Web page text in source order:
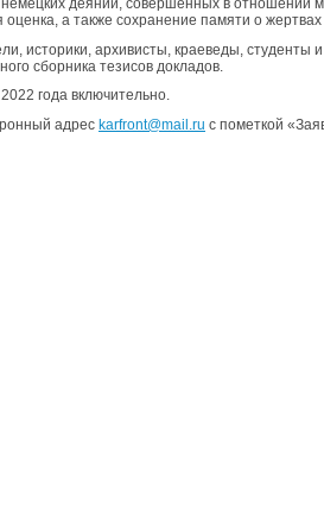
деяний, совершённых в отношении
а также сохранение памяти о
историки, архивисты, краеведы,
сборника тезисов докладов.
года включительно.
адрес karfront@mail.ru с пометкой